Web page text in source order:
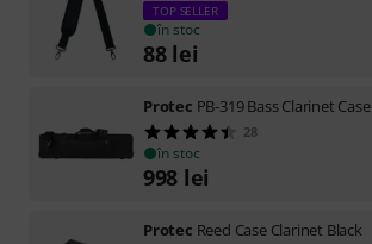
TOP SELLER
în stoc
88 lei
Protec PB-319 Bass Clarinet Case
28
în stoc
998 lei
Protec Reed Case Clarinet Black